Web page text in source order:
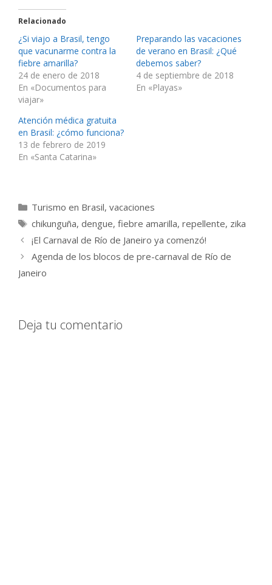
Relacionado
¿Si viajo a Brasil, tengo
que vacunarme contra la
fiebre amarilla?
24 de enero de 2018
En «Documentos para
viajar»
Preparando las vacaciones
de verano en Brasil: ¿Qué
debemos saber?
4 de septiembre de 2018
En «Playas»
Atención médica gratuita
en Brasil: ¿cómo funciona?
13 de febrero de 2019
En «Santa Catarina»
Categorías
Turismo en Brasil, vacaciones
Etiquetas
chikunguña, dengue, fiebre amarilla, repellente, zika
¡El Carnaval de Río de Janeiro ya comenzó!
Agenda de los blocos de pre-carnaval de Río de
Janeiro
Deja tu comentario